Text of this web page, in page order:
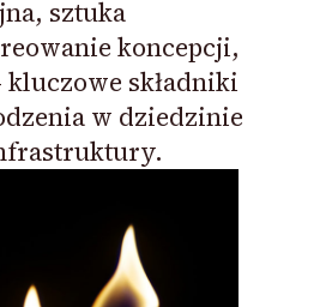
sztuka
koncepcji,
składniki
w dziedzinie